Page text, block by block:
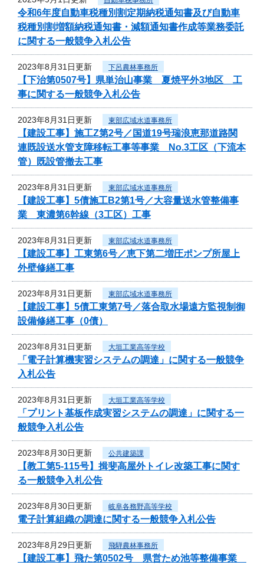
令和6年度自動車税種別割定期納税通知書及び自動車
税種別割増額納税通知書・減額通知書作成等業務委託
に関する一般競争入札公告
2023年8月31日更新 下呂農林事務所
【下治第0507号】県単治山事業 夏焼平外3地区 工
事に関する一般競争入札公告
2023年8月31日更新 東部広域水道事務所
【建設工事】施工Z第2号／国道19号瑞浪恵那道路関
連既設送水管支障移転工事等事業 No.3工区（下流本
管）既設管撤去工事
2023年8月31日更新 東部広域水道事務所
【建設工事】5債施工B2第1号／大容量送水管整備事
業 東濃第6幹線（3工区）工事
2023年8月31日更新 東部広域水道事務所
【建設工事】工東第6号／恵下第二増圧ポンプ所屋上
外壁修繕工事
2023年8月31日更新 東部広域水道事務所
【建設工事】5債工東第7号／落合取水場遠方監視制御
設備修繕工事（0債）
2023年8月31日更新 大垣工業高等学校
「電子計算機実習システムの調達」に関する一般競争
入札公告
2023年8月31日更新 大垣工業高等学校
「プリント基板作成実習システムの調達」に関する一
般競争入札公告
2023年8月30日更新 公共建築課
【教工第5-115号】揖斐高屋外トイレ改築工事に関す
る一般競争入札公告
2023年8月30日更新 岐阜各務野高等学校
電子計算組織の調達に関する一般競争入札公告
2023年8月29日更新 飛騨農林事務所
【建設工事】飛た第0502号 県営ため池等整備事業